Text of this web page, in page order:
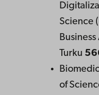
Science
Turku
of